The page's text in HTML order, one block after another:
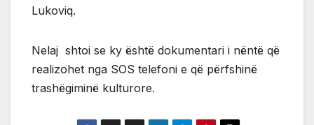
Lukoviq.
Nelaj shtoi se ky është dokumentari i nëntë që
realizohet nga SOS telefoni e që përfshinë
trashëgiminë kulturore.